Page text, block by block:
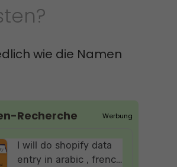
wie die Namen
Recherche Werbung